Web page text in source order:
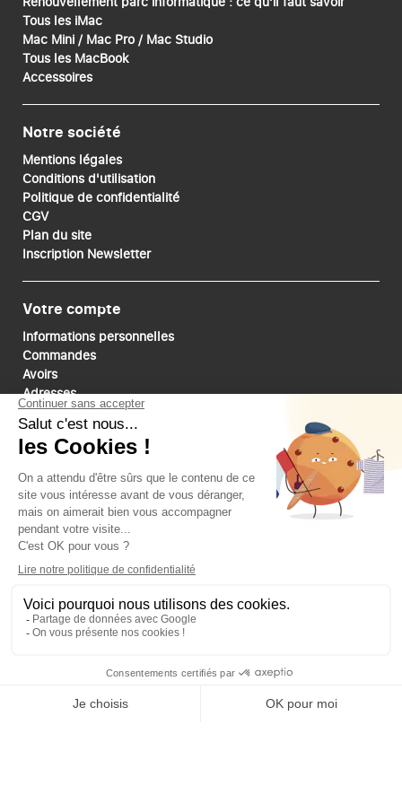
Ajouter au panier
Tous les iMac
Mac Mini / Mac Pro / Mac Studio
Tous les MacBook
Accessoires
Notre société
Mentions légales
Conditions d'utilisation
Politique de confidentialité
CGV
Plan du site
Inscription Newsletter
Votre compte
Informations personnelles
Commandes
Avoirs
Adresses
Bons de réduction
Mes alertes
Paiements sécurisé
Suivez-nous
Site réalisé par l’agence web MAKEO